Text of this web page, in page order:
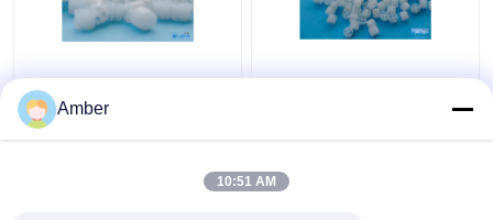
PH 6-10 uygulamaları
için 98% gözenekli küp
şeklindeki polimer
Kullanılabilir PH 6-10 ve
98% gözeneklilik ile küp
Amber
10:51 AM